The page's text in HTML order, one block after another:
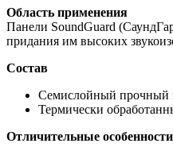
Область применения
Панели SoundGuard
придания им высоких
Состав
Семислойный прочный
Термически
Отличительные особенности